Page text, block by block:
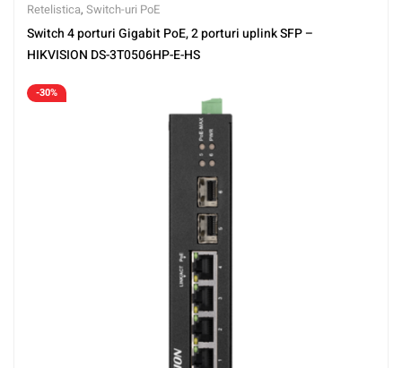
Retelistica, Switch-uri PoE
Switch 4 porturi Gigabit PoE, 2 porturi uplink SFP –
HIKVISION DS-3T0506HP-E-HS
-30%